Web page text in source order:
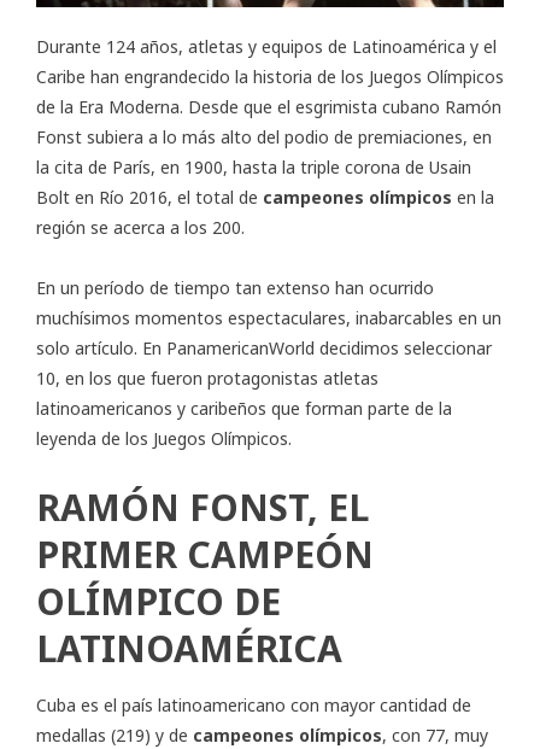
Durante 124 años, atletas y equipos de Latinoamérica y el
Caribe han engrandecido la historia de los Juegos Olímpicos
de la Era Moderna. Desde que el esgrimista cubano Ramón
Fonst subiera a lo más alto del podio de premiaciones, en
la cita de París, en 1900, hasta la triple corona de Usain
Bolt en Río 2016, el total de campeones olímpicos en la
región se acerca a los 200.
En un período de tiempo tan extenso han ocurrido
muchísimos momentos espectaculares, inabarcables en un
solo artículo. En PanamericanWorld decidimos seleccionar
10, en los que fueron protagonistas atletas
latinoamericanos y caribeños que forman parte de la
leyenda de los Juegos Olímpicos.
RAMÓN FONST, EL
PRIMER CAMPEÓN
OLÍMPICO DE
LATINOAMÉRICA
Cuba es el país latinoamericano con mayor cantidad de
medallas (219) y de campeones olímpicos, con 77, muy